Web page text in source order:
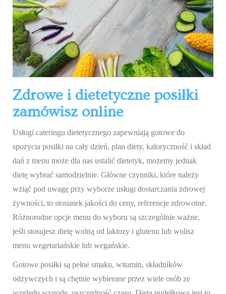
Zdrowe i dietetyczne posiłki
zamówisz online
Usługi cateringu dietetycznego zapewniają gotowe do
spożycia posiłki na cały dzień, plan diety, kaloryczność i skład
dań z menu może dla nas ustalić dietetyk, możemy jednak
dietę wybrać samodzielnie. Główne czynniki, które należy
wziąć pod uwagę przy wyborze usługi dostarczania zdrowej
żywności, to stosunek jakości do ceny, referencje zdrowotne.
Różnorodne opcje menu do wyboru są szczególnie ważne,
jeśli stosujesz dietę wolną od laktozy i glutenu lub wolisz
menu wegetariańskie lub wegańskie.
Gotowe posiłki są pełne smaku, witamin, składników
odżywczych i są chętnie wybierane przez wiele osób ze